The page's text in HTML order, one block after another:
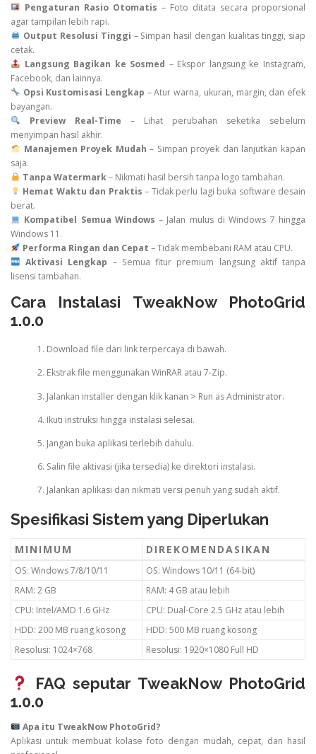
Pengaturan Rasio Otomatis – Foto ditata secara proporsional
agar tampilan lebih rapi.
Output Resolusi Tinggi – Simpan hasil dengan kualitas tinggi, siap
cetak.
Langsung Bagikan ke Sosmed – Ekspor langsung ke Instagram,
Facebook, dan lainnya.
Opsi Kustomisasi Lengkap – Atur warna, ukuran, margin, dan efek
bayangan.
Preview Real-Time – Lihat perubahan seketika sebelum
menyimpan hasil akhir.
Manajemen Proyek Mudah – Simpan proyek dan lanjutkan kapan
saja.
Tanpa Watermark– Nikmati hasil bersih tanpa logo tambahan.
Hemat Waktu dan Praktis – Tidak perlu lagi buka software desain
berat.
Kompatibel Semua Windows – Jalan mulus di Windows 7 hingga
Windows 11.
Performa Ringan dan Cepat – Tidak membebani RAM atau CPU.
Aktivasi Lengkap – Semua fitur premium langsung aktif tanpa
lisensi tambahan.
Cara Instalasi TweakNow PhotoGrid
1.0.0
Download file dari link terpercaya di bawah.
Ekstrak file menggunakan WinRAR atau 7-Zip.
Jalankan installer dengan klik kanan > Run as Administrator.
Ikuti instruksi hingga instalasi selesai.
Jangan buka aplikasi terlebih dahulu.
Salin file aktivasi (jika tersedia) ke direktori instalasi.
Jalankan aplikasi dan nikmati versi penuh yang sudah aktif.
Spesifikasi Sistem yang Diperlukan
MINIMUM DIREKOMENDASIKAN
OS: Windows 7/8/10/11
OS: Windows 10/11 (64-bit)
RAM: 2 GB
RAM: 4 GB atau lebih
CPU: Intel/AMD 1.6 GHz
CPU: Dual-Core 2.5 GHz atau lebih
HDD: 200 MB ruang kosong
HDD: 500 MB ruang kosong
Resolusi: 1024×768
Resolusi: 1920×1080 Full HD
FAQ seputar TweakNow PhotoGrid
1.0.0
Apa itu TweakNow PhotoGrid?
Aplikasi untuk membuat kolase foto dengan mudah, cepat, dan hasil